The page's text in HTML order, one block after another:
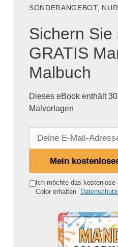
SONDERANGEBOT,
Sichern Sie
GRATIS
Malbuch
Dieses eBook enthält
Malvorlagen
e
Mein
Ich möchte das
Color erhalten.